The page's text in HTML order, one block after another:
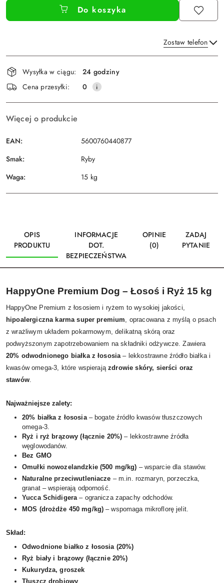
Do koszyka
Zostaw telefon
Wyślij
Dostępność
i
dostawa
Wysyłka w ciągu:
24 godziny
Cena przesyłki:
0
Więcej o produkcie
EAN:
5600760440877
Smak:
Ryby
Waga:
15 kg
OPIS
PRODUKTU
INFORMACJE
DOT.
BEZPIECZEŃSTWA
OPINIE
(0)
ZADAJ
PYTANIE
HappyOne Premium Dog – Łosoś i Ryż 15 kg
HappyOne Premium z łososiem i ryżem to wysokiej jakości,
hipoalergiczna karma super premium, opracowana z myślą o psach
z wrażliwym układem pokarmowym, delikatną skórą oraz
podwyższonym zapotrzebowaniem na składniki odżywcze. Zawiera
20% odwodnionego białka z łososia– lekkostrawne źródło białka i
kwasów omega-3, które wspierajązdrowie skóry, sierści oraz
stawów.
Najważniejsze zalety:
20% białka z łososia– bogate źródło kwasów tłuszczowych
omega-3.
Ryż i ryż brązowy (łącznie 20%) – lekkostrawne źródła
węglowodanów.
Bez GMO
Omułki nowozelandzkie (500 mg/kg) – wsparcie dla stawów.
Naturalne przeciwutleniacze – m.in. rozmaryn, porzeczka,
granat – wspierają odporność.
Yucca Schidigera– ogranicza zapachy odchodów.
MOS (drożdże 450 mg/kg) – wspomaga mikroflorę jelit.
Skład:
Odwodnione białko z łososia (20%)
Ryż biały i brązowy (łącznie 20%)
Kukurydza, groszek
Tłuszcz drobiowy